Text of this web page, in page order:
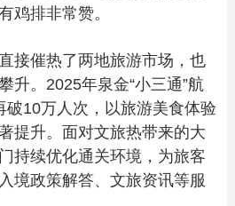
鸡排非常赞。
催热了两地旅游市场，也
升。2025年泉金“小三通”航
破10万人次，以旅游美食体验
提升。面对文旅热带来的大
持续优化通关环境，为旅客
境政策解答、文旅资讯等服